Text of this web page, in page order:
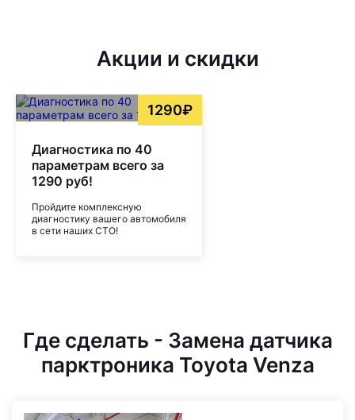
Акции и скидки
1290₽
Диагностика по 40
параметрам всего за
1290 руб!
Пройдите комплексную
диагностику вашего автомобиля
в сети наших СТО!
Где сделать - Замена датчика
парктроника Toyota Venza